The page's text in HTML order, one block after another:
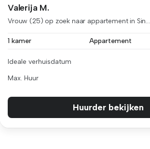
Valerija M.
Vrouw (25) op zoek naar appartement in Sin...
1 kamer Appartement
Ideale verhuisdatum
Max. Huur
Huurder bekijken